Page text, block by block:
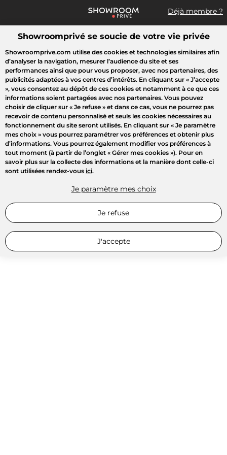
Déjà membre ?
Que recherchez-vous ?
Toutes les ventes Mode Sport Voyages Enfant
Showroomprivé se soucie de votre vie privée
Showroomprive.com utilise des cookies et technologies similaires afin
d’analyser la navigation, mesurer l’audience du site et ses
performances ainsi que pour vous proposer, avec nos partenaires, des
publicités adaptées à vos centres d’intérêts. En cliquant sur « J’accepte
», vous consentez au dépôt de ces cookies et notamment à ce que ces
informations soient partagées avec nos partenaires. Vous pouvez
choisir de cliquer sur « Je refuse » et dans ce cas, vous ne pourrez pas
recevoir de contenu personnalisé et seuls les cookies nécessaires au
fonctionnement du site seront utilisés. En cliquant sur « Je paramètre
mes choix » vous pourrez paramétrer vos préférences et obtenir plus
d’informations. Vous pourrez également modifier vos préférences à
tout moment (à partir de l’onglet « Gérer mes cookies »). Pour en
savoir plus sur la collecte des informations et la manière dont celle-ci
sont utilisées rendez-vous ici.
Je paramètre mes choix
Je refuse
J'accepte